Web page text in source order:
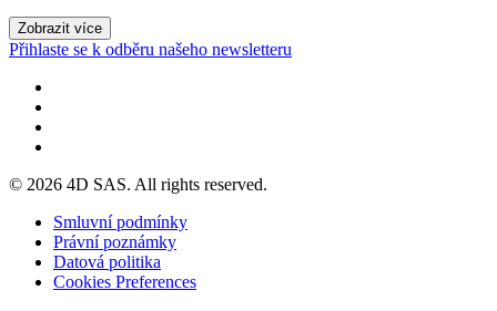
Zobrazit více
Přihlaste se k odběru našeho newsletteru
© 2026 4D SAS. All rights reserved.
Smluvní podmínky
Právní poznámky
Datová politika
Cookies Preferences